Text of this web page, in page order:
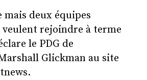
mais deux équipes
rejoindre à terme
le PDG de
Glickman au site